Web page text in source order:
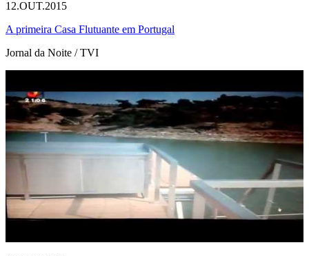
12.OUT.2015
A primeira Casa Flutuante em Portugal
Jornal da Noite / TVI